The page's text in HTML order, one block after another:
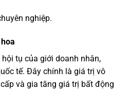
nghiệp.
tụ của giới doanh nhân,
tế. Đây chính là giá trị vô
và gia tăng giá trị bất động